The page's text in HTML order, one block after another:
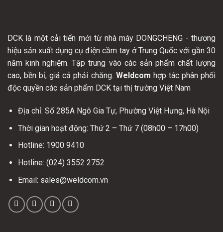
DCK là một cải tiến mới từ nhà máy DONGCHENG - thương
hiệu sản xuất dụng cụ điện cầm tay ở Trung Quốc với gần 30
năm kinh nghiệm. Tập trung vào các sản phẩm chất lượng
cao, bền bỉ, giá cả phải chăng. Weldcom hợp tác phân phối
độc quyền các sản phẩm DCK tại thị trường Việt Nam
Địa chỉ: Số 285A Ngô Gia Tự, Phường Việt Hưng, Hà Nội
Thời gian hoạt động: Thứ 2 – Thứ 7 (08h00 – 17h00)
Hotline: 1900 9410
Hotline: (024) 3552 2752
Email: sales@weldcom.vn